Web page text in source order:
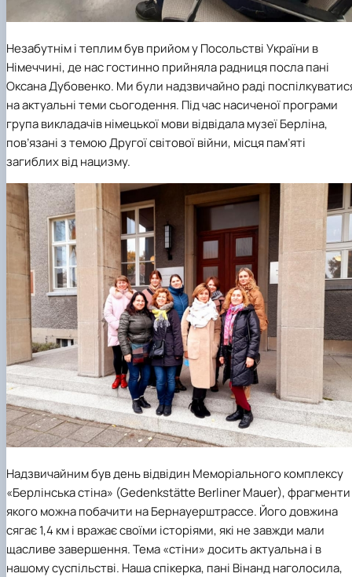
Незабутнім і теплим був прийом у Посольстві України в
Німеччині, де нас гостинно прийняла радниця посла пані
Оксана Дубовенко. Ми були надзвичайно раді
на актуальні теми сьогодення. Під час насиченої програми
група викладачів німецької мови відвідала музеї Берліна,
пов’язані з темою Другої світової війни, місця пам’яті
загиблих від нацизму.
Надзвичайним був день відвідин Меморіального комплексу
«Берлінська стіна» (Gedenkstätte Berliner Mauer), фрагменти
якого можна побачити на Бернауерштрассе. Його довжина
сягає 1,4 км і вражає своїми історіями, які не завжди мали
щасливе завершення. Тема «стіни» досить актуальна і в
нашому суспільстві. Наша спікерка, пані Вінанд наголосила,